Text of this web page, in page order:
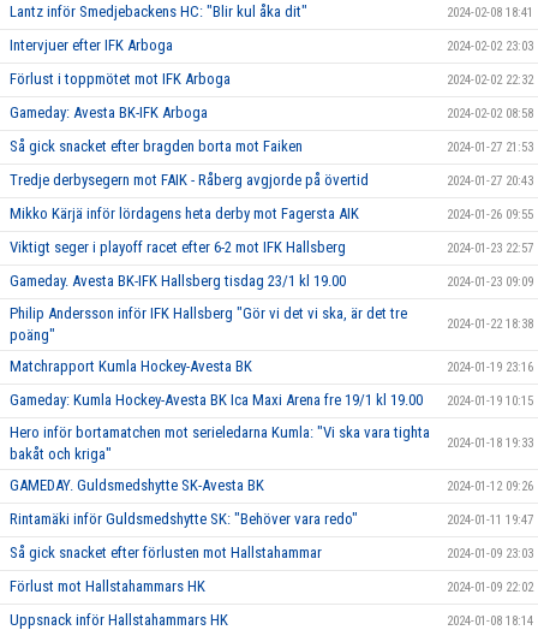
Lantz inför Smedjebackens HC: "Blir kul åka dit" 2024-02-08 18:41
Intervjuer efter IFK Arboga 2024-02-02 23:03
Förlust i toppmötet mot IFK Arboga 2024-02-02 22:32
Gameday: Avesta BK-IFK Arboga 2024-02-02 08:58
Så gick snacket efter bragden borta mot Faiken 2024-01-27 21:53
Tredje derbysegern mot FAIK - Råberg avgjorde på övertid 2024-01-27 20:43
Mikko Kärjä inför lördagens heta derby mot Fagersta AIK 2024-01-26 09:55
Viktigt seger i playoff racet efter 6-2 mot IFK Hallsberg 2024-01-23 22:57
Gameday. Avesta BK-IFK Hallsberg tisdag 23/1 kl 19.00 2024-01-23 09:09
Philip Andersson inför IFK Hallsberg "Gör vi det vi ska, är det tre
poäng"
2024-01-22 18:38
Matchrapport Kumla Hockey-Avesta BK 2024-01-19 23:16
Gameday: Kumla Hockey-Avesta BK Ica Maxi Arena fre 19/1 kl 19.00 2024-01-19 10:15
Hero inför bortamatchen mot serieledarna Kumla: "Vi ska vara tighta
bakåt och kriga"
2024-01-18 19:33
GAMEDAY. Guldsmedshytte SK-Avesta BK 2024-01-12 09:26
Rintamäki inför Guldsmedshytte SK: "Behöver vara redo" 2024-01-11 19:47
Så gick snacket efter förlusten mot Hallstahammar 2024-01-09 23:03
Förlust mot Hallstahammars HK 2024-01-09 22:02
Uppsnack inför Hallstahammars HK 2024-01-08 18:14